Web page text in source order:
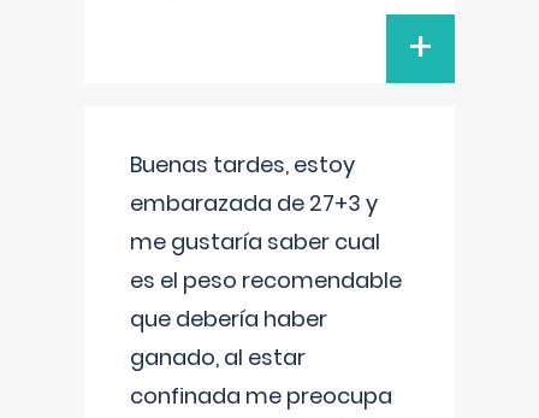
+
Buenas tardes, estoy
embarazada de 27+3 y
me gustaría saber cual
es el peso recomendable
que debería haber
ganado, al estar
confinada me preocupa